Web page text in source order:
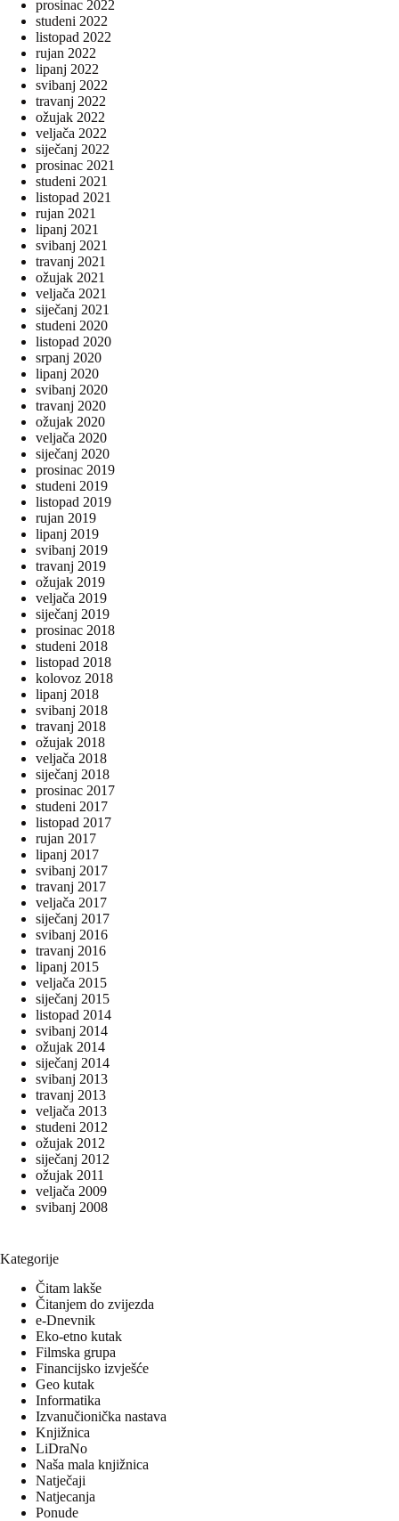
prosinac 2022
studeni 2022
listopad 2022
rujan 2022
lipanj 2022
svibanj 2022
travanj 2022
ožujak 2022
veljača 2022
siječanj 2022
prosinac 2021
studeni 2021
listopad 2021
rujan 2021
lipanj 2021
svibanj 2021
travanj 2021
ožujak 2021
veljača 2021
siječanj 2021
studeni 2020
listopad 2020
srpanj 2020
lipanj 2020
svibanj 2020
travanj 2020
ožujak 2020
veljača 2020
siječanj 2020
prosinac 2019
studeni 2019
listopad 2019
rujan 2019
lipanj 2019
svibanj 2019
travanj 2019
ožujak 2019
veljača 2019
siječanj 2019
prosinac 2018
studeni 2018
listopad 2018
kolovoz 2018
lipanj 2018
svibanj 2018
travanj 2018
ožujak 2018
veljača 2018
siječanj 2018
prosinac 2017
studeni 2017
listopad 2017
rujan 2017
lipanj 2017
svibanj 2017
travanj 2017
veljača 2017
siječanj 2017
svibanj 2016
travanj 2016
lipanj 2015
veljača 2015
siječanj 2015
listopad 2014
svibanj 2014
ožujak 2014
siječanj 2014
svibanj 2013
travanj 2013
veljača 2013
studeni 2012
ožujak 2012
siječanj 2012
ožujak 2011
veljača 2009
svibanj 2008
Kategorije
Čitam lakše
Čitanjem do zvijezda
e-Dnevnik
Eko-etno kutak
Filmska grupa
Financijsko izvješće
Geo kutak
Informatika
Izvanučionička nastava
Knjižnica
LiDraNo
Naša mala knjižnica
Natječaji
Natjecanja
Ponude